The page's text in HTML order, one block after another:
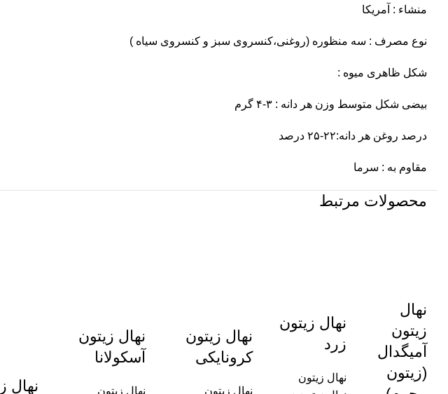
منشاء : آمریکا
نوع مصرف : سه منظوره (روغنی،کنسروی سبز و کنسروی سیاه )
شکل ظاهری میوه :
بیضی شکل متوسط وزن هر دانه : ۳-۴ گرم
درصد روغن هر دانه:۲۲-۲۵ درصد
مقاوم به : سرما
محصولات مرتبط
نهال
زیتون
آمیگدال
(زیتون
نهال زیتون
زرد
نهال زیتون
نهال زیتون
کرونایکی
نهال زیتون
نهال زیتون
آسکولانا
نهال زیتون نهال